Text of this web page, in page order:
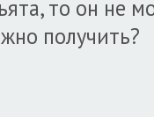
то он не
получить?